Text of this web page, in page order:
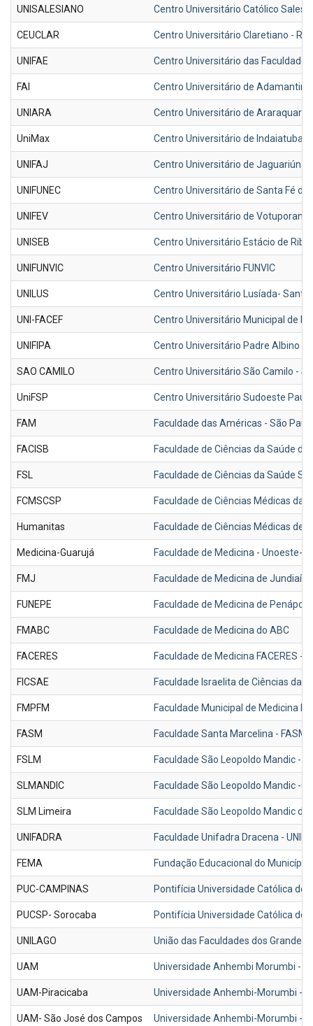
UNISALESIANO Centro Universitário Católico
CEUCLAR Centro Universitário Claretiano - Rio
UNIFAE Centro Universitário das Faculdade
FAI Centro Universitário de
UNIARA Centro Universitário de Araraquara-
UniMax Centro Universitário de Indaiatuba -
UNIFAJ Centro Universitário de Jaguariúna -
UNIFUNEC Centro Universitário de Santa Fé do
UNIFEV Centro Universitário de Votuporanga
UNISEB Centro Universitário Estácio de
UNIFUNVIC Centro Universitário FUNVIC
UNILUS Centro Universitário Lusíada-
UNI-FACEF Centro Universitário Municipal de
UNIFIPA Centro Universitário Padre Albino -
SAO CAMILO Centro Universitário São Camilo -
UniFSP Centro Universitário Sudoeste
FAM Faculdade das Américas - São
FACISB Faculdade de Ciências da Saúde
FSL Faculdade de Ciências da Saúde
FCMSCSP Faculdade de Ciências Médicas da
Humanitas Faculdade de Ciências Médicas de
Medicina-Guarujá Faculdade de Medicina - Unoeste-
FMJ Faculdade de Medicina de Jundiaí-
FUNEPE Faculdade de Medicina de Penápolis
FMABC Faculdade de Medicina do ABC
FACERES Faculdade de Medicina FACERES -
FICSAE Faculdade Israelita de Ciências da
FMPFM Faculdade Municipal de Medicina
FASM Faculdade Santa Marcelina - FASM
FSLM Faculdade São Leopoldo Mandic -
SLMANDIC Faculdade São Leopoldo Mandic -
SLM Limeira Faculdade São Leopoldo Mandic de
UNIFADRA Faculdade Unifadra Dracena -
FEMA Fundação Educacional do Município
PUC-CAMPINAS Pontifícia Universidade Católica de
PUCSP- Sorocaba Pontifícia Universidade Católica de
UNILAGO União das Faculdades dos Grandes
UAM Universidade Anhembi Morumbi -
UAM-Piracicaba Universidade Anhembi-Morumbi -
UAM- São José dos Campos Universidade Anhembi-Morumbi -